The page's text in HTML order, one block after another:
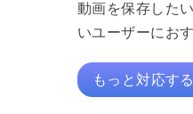
動画を保存した
いユーザーにお
もっと対応す